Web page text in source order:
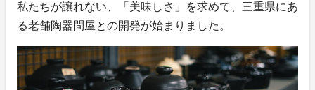
私たちが譲れない、「美味しさ」を求めて、三重県にあ
る老舗陶器問屋との開発が始まりました。